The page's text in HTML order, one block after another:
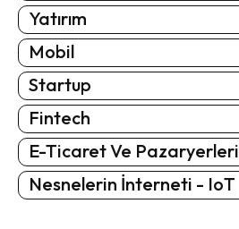
Yatırım
Mobil
Startup
Fintech
E-Ticaret Ve Pazaryerleri
Nesnelerin İnterneti - IoT